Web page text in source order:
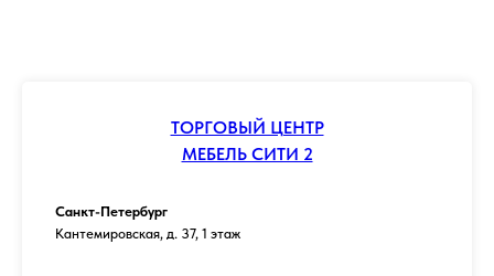
ТОРГОВЫЙ ЦЕНТР
МЕБЕЛЬ СИТИ 2
Санкт-Петербург
Кантемировская, д. 37, 1 этаж